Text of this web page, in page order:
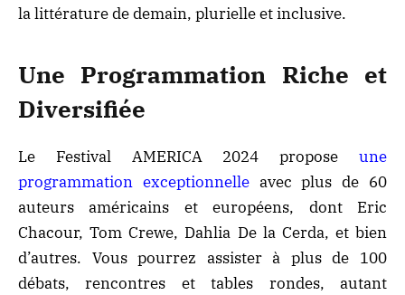
la littérature de demain, plurielle et inclusive.
Une Programmation Riche et
Diversifiée
Le Festival AMERICA 2024 propose une
programmation exceptionnelleavec plus de 60
auteurs américains et européens, dont Eric
Chacour, Tom Crewe, Dahlia De la Cerda, et bien
d’autres. Vous pourrez assister à plus de 100
débats, rencontres et tables rondes, autant